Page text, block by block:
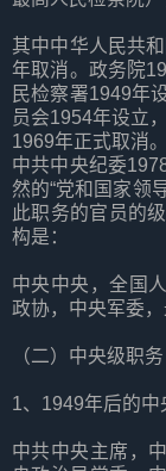
其中中华人民共
年取消。政务院
民检察署1949年
员会1954年设立
1969年正式取消
中共中央纪委
然的“党和国家领
此职务的官员的
构是：
中央中央，全国
政协，中央军委
（二）中央级职
1、1949年后的中
中共中央主席，